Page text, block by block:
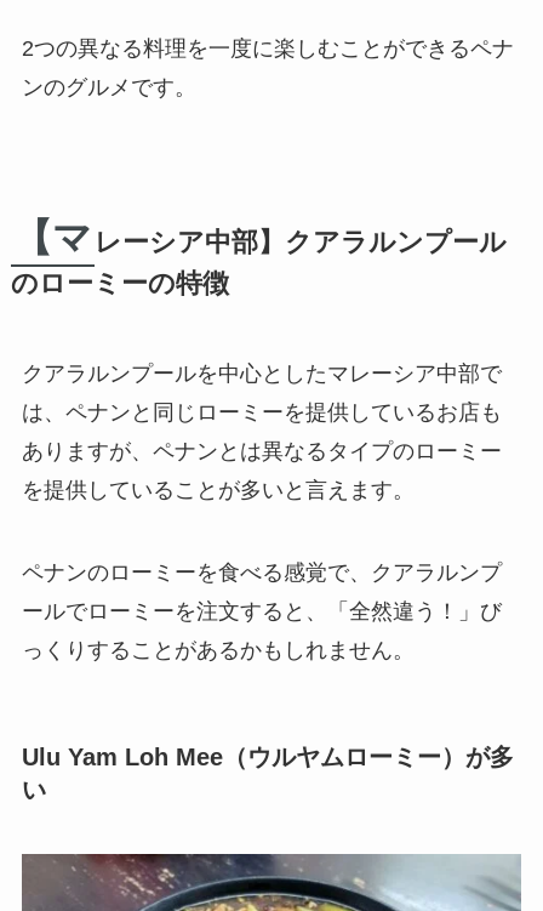
2つの異なる料理を一度に楽しむことができるペナ
ンのグルメです。
【マ レーシア中部】クアラルンプール
のローミーの特徴
クアラルンプールを中心としたマレーシア中部で
は、ペナンと同じローミーを提供しているお店も
ありますが、ペナンとは異なるタイプのローミー
を提供していることが多いと言えます。
ペナンのローミーを食べる感覚で、クアラルンプ
ールでローミーを注文すると、
「全然違う！」 び
っくりすることがあるかもしれません。
Ulu Yam Loh Mee（ウルヤムローミー）が多
い